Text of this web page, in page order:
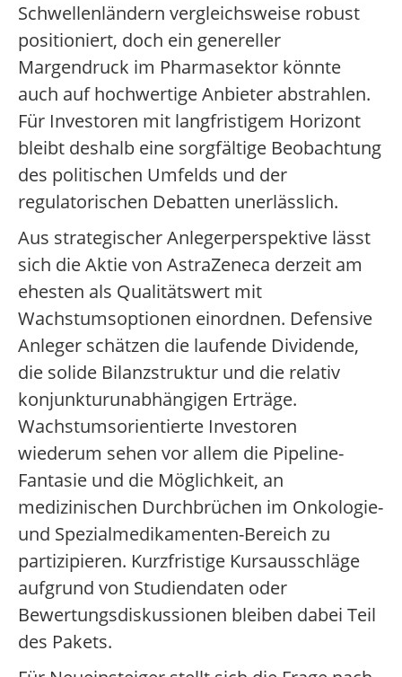
Schwellenländern vergleichsweise robust
positioniert, doch ein genereller
Margendruck im Pharmasektor könnte
auch auf hochwertige Anbieter abstrahlen.
Für Investoren mit langfristigem Horizont
bleibt deshalb eine sorgfältige Beobachtung
des politischen Umfelds und der
regulatorischen Debatten unerlässlich.
Aus strategischer Anlegerperspektive lässt
sich die Aktie von AstraZeneca derzeit am
ehesten als Qualitätswert mit
Wachstumsoptionen einordnen. Defensive
Anleger schätzen die laufende Dividende,
die solide Bilanzstruktur und die relativ
konjunkturunabhängigen Erträge.
Wachstumsorientierte Investoren
wiederum sehen vor allem die Pipeline-
Fantasie und die Möglichkeit, an
medizinischen Durchbrüchen im Onkologie-
und Spezialmedikamenten-Bereich zu
partizipieren. Kurzfristige Kursausschläge
aufgrund von Studiendaten oder
Bewertungsdiskussionen bleiben dabei Teil
des Pakets.